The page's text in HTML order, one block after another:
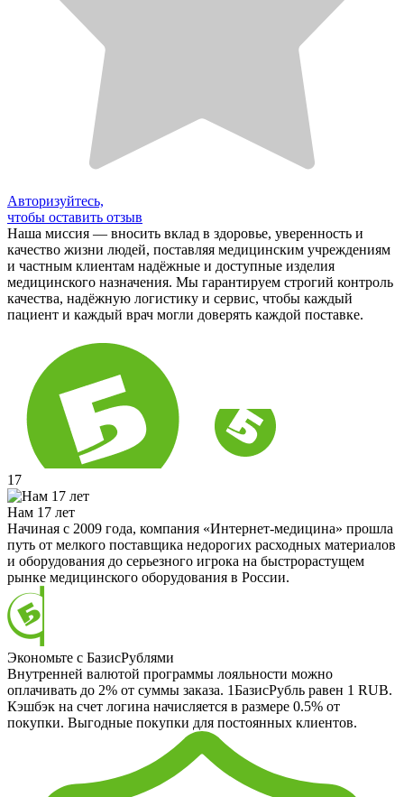
Авторизуйтесь,
чтобы оставить отзыв
Наша миссия — вносить вклад в здоровье, уверенность и
качество жизни людей, поставляя медицинским учреждениям
и частным клиентам надёжные и доступные изделия
медицинского назначения. Мы гарантируем строгий контроль
качества, надёжную логистику и сервис, чтобы каждый
пациент и каждый врач могли доверять каждой поставке.
17
Нам 17 лет
Начиная с 2009 года, компания «Интернет-медицина» прошла
путь от мелкого поставщика недорогих расходных материалов
и оборудования до серьезного игрока на быстрорастущем
рынке медицинского оборудования в России.
Экономьте с БазисРублями
Внутренней валютой программы лояльности можно
оплачивать до 2% от суммы заказа. 1БазисРубль равен 1 RUB.
Кэшбэк на счет логина начисляется в размере 0.5% от
покупки. Выгодные покупки для постоянных клиентов.